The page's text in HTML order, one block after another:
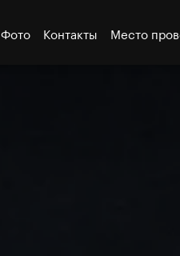
Фото Контакты Место